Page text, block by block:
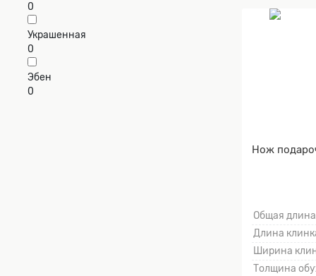
0
Украшенная
0
Эбен
0
Нож
Общая
Длина
Ширина
Толщина